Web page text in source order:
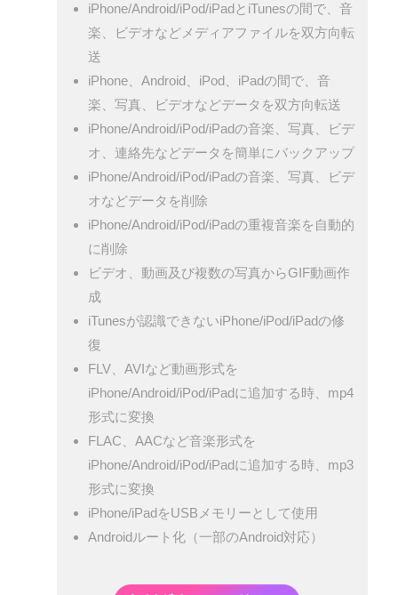
iPhone/Android/iPod/iPadとiTunesの間で、音
楽、ビデオなどメディアファイルを双方向転
送
iPhone、Android、iPod、iPadの間で、音
楽、写真、ビデオなどデータを双方向転送
iPhone/Android/iPod/iPadの音楽、写真、ビデ
オ、連絡先などデータを簡単にバックアップ
iPhone/Android/iPod/iPadの音楽、写真、ビデ
オなどデータを削除
iPhone/Android/iPod/iPadの重複音楽を自動的
に削除
ビデオ、動画及び複数の写真からGIF動画作
成
iTunesが認識できないiPhone/iPod/iPadの修
復
FLV、AVIなど動画形式を
iPhone/Android/iPod/iPadに追加する時、mp4
形式に変換
FLAC、AACなど音楽形式を
iPhone/Android/iPod/iPadに追加する時、mp3
形式に変換
iPhone/iPadをUSBメモリーとして使用
Androidルート化（一部のAndroid対応）